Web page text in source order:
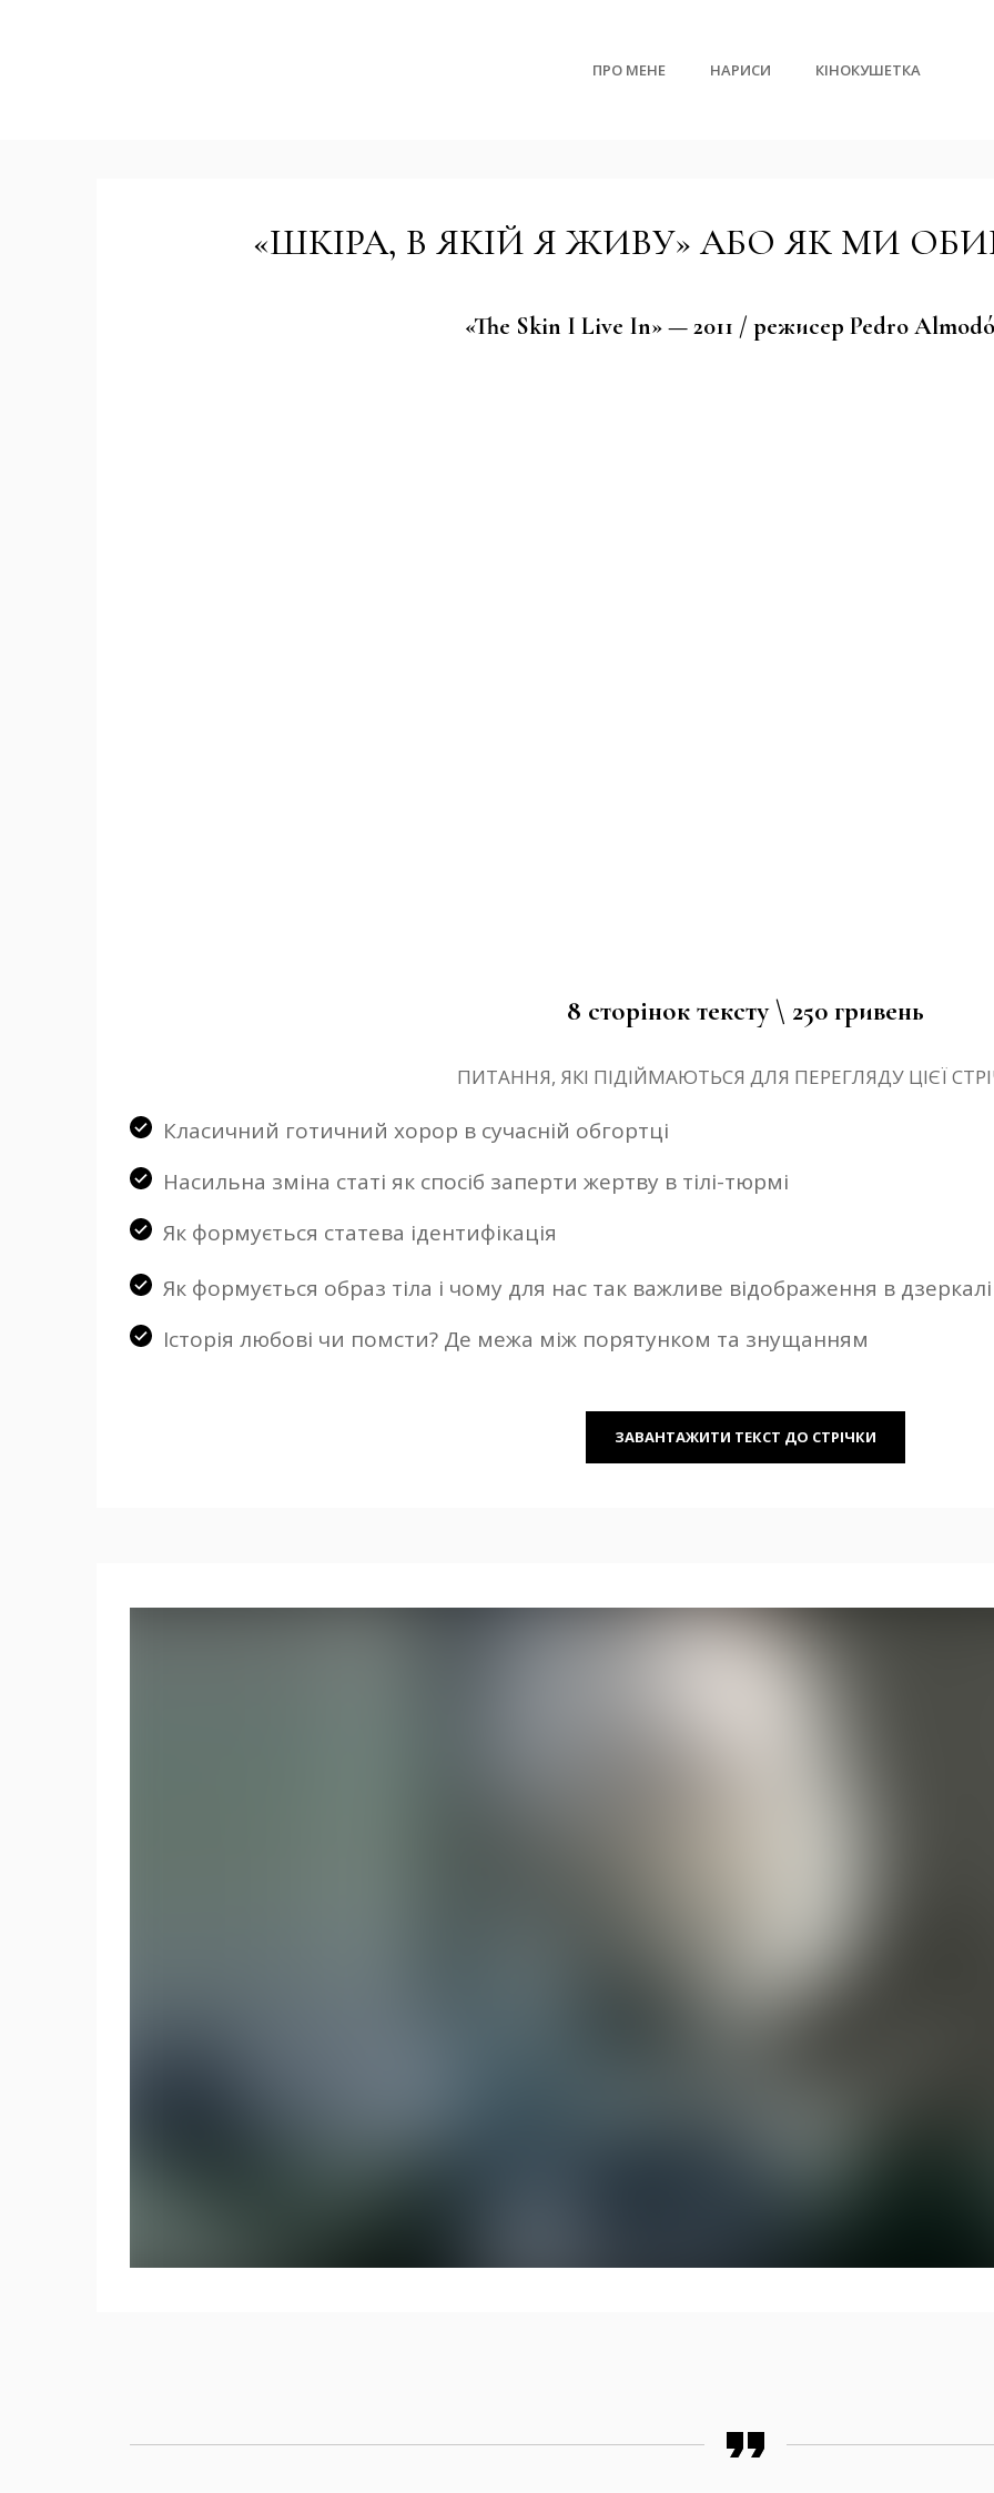
ПРО МЕНЕ НАРИСИ КІНОКУШЕТКА
«ШКІРА, В ЯКІЙ Я ЖИВУ» АБО ЯК МИ
«The Skin I Live In» — 2011 / режисер Pedro
8 сторінок тексту \ 250 гривень
ПИТАННЯ, ЯКІ ПІДІЙМАЮТЬСЯ ДЛЯ ПЕРЕГЛЯДУ ЦІЄЇ
Класичний готичний хорор в сучасній обгортці
Насильна зміна статі як спосіб заперти жертву в тілі-тюрмі
Як формується статева ідентифікація
Як формується образ тіла і чому для нас так важливе відображення в дзеркалі
Історія любові чи помсти? Де межа між порятунком та знущанням
ЗАВАНТАЖИТИ ТЕКСТ ДО СТРІЧКИ